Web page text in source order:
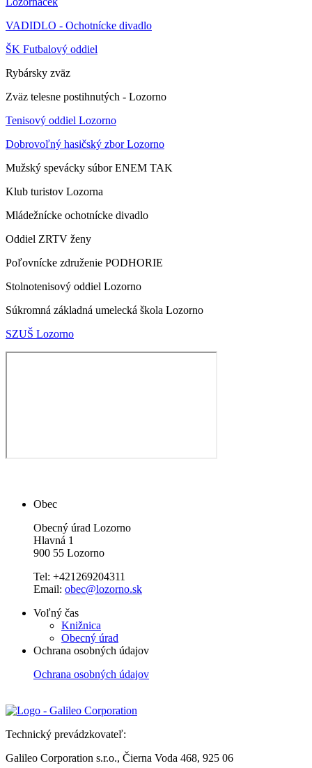
VADIDLO - Ochotnícke divadlo
ŠK Futbalový oddiel
Rybársky zväz
Zväz telesne postihnutých - Lozorno
Tenisový oddiel Lozorno
Dobrovoľný hasičský zbor Lozorno
Mužský spevácky súbor ENEM TAK
Klub turistov Lozorna
Mládežnícke ochotnícke divadlo
Oddiel ZRTV ženy
Poľovnícke združenie PODHORIE
Stolnotenisový oddiel Lozorno
Súkromná základná umelecká škola Lozorno
SZUŠ Lozorno
Obec
Obecný úrad Lozorno
Hlavná 1
900 55 Lozorno
Tel: +421269204311
Email: obec@lozorno.sk
Voľný čas
Knižnica
Obecný úrad
Ochrana osobných údajov
Ochrana osobných údajov
Technický prevádzkovateľ:
Galileo Corporation s.r.o., Čierna Voda 468, 925 06